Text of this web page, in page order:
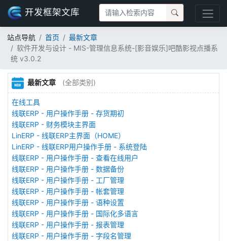
开发框架文库
站点导航 首页
最新文章
软件开发与设计 - MIS-管理信息系统-[影音娱乐]吧酷影视点播系
统 v3.0.2
最新文章 (全部类别)
在线工具
线联ERP - 用户操作手册 - 存货期初
线联ERP - 财务模块主界面
LinERP - 线联ERP主界面（HOME）
LinERP - 线联ERP用户操作手册 - 系统登陆
线联ERP - 用户操作手册 - 查看在线用户
线联ERP - 用户操作手册 - 数据备份
线联ERP - 用户操作手册 - 工厂管理
线联ERP - 用户操作手册 - 帐套管理
线联ERP - 用户操作手册 - 语种设置
线联ERP - 用户操作手册 - 国际化多语言
线联ERP - 用户操作手册 - 报表管理
线联ERP - 用户操作手册 - 字段名管理